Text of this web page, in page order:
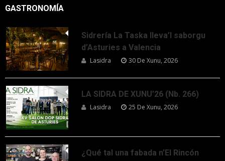
GASTRONOMÍA
Sidrería La Taska lleva’l saborgu
d’Asturies a Valencia
Lasidra 30 De Xunu, 2026
LA SIDRA DE XUNU’26 (Nb. 266)
Lasidra 25 De Xunu, 2026
¿Qué tal una fabada n’El Rincón